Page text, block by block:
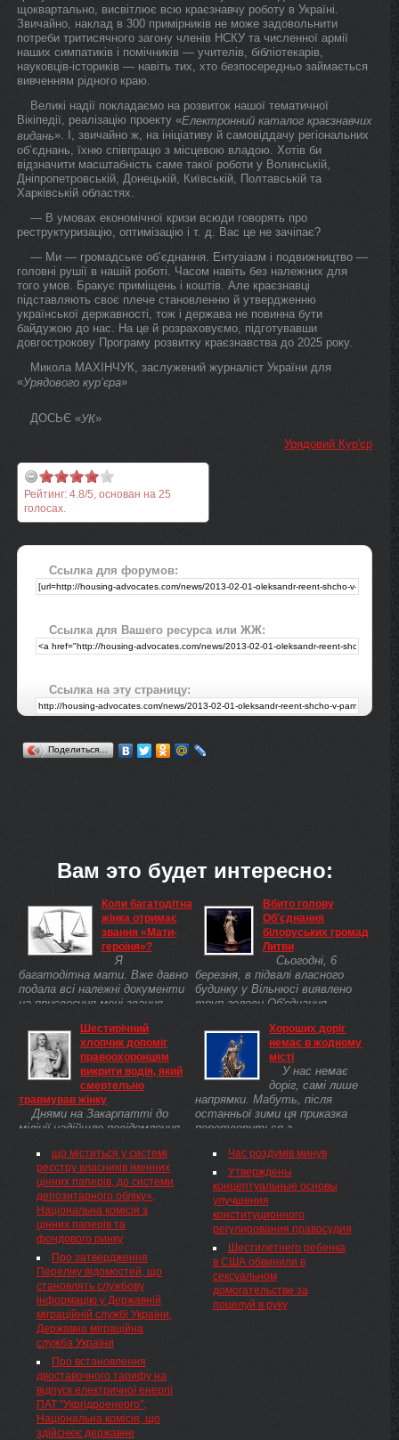
щоквартально, висвітлює всю краєзнавчу роботу в Україні.
Звичайно, наклад в 300 примірників не може задовольнити
потреби тритисячного загону членів НСКУ та численної армії
наших симпатиків і помічників — учителів, бібліотекарів,
науковців-істориків — навіть тих, хто безпосередньо займається
вивченням рідного краю.
Великі надії покладаємо на розвиток нашої тематичної
Вікіпедії, реалізацію проекту «Електронний каталог краєзнавчих
видань». І, звичайно ж, на ініціативу й самовіддачу регіональних
об’єднань, їхню співпрацю з місцевою владою. Хотів би
відзначити масштабність саме такої роботи у Волинській,
Дніпропетровській, Донецькій, Київській, Полтавській та
Харківській областях.
— В умовах економічної кризи всюди говорять про
реструктуризацію, оптимізацію і т. д. Вас це не зачіпає?
— Ми — громадське об’єднання. Ентузіазм і подвижництво —
головні рушії в нашій роботі. Часом навіть без належних для
того умов. Бракує приміщень і коштів. Але краєзнавці
підставляють своє плече становленню й утвердженню
української державності, тож і держава не повинна бути
байдужою до нас. На це й розраховуємо, підготувавши
довгострокову Програму розвитку краєзнавства до 2025 року.
Микола МАХІНЧУК, заслужений журналіст України для
«Урядового кур’єра»
ДОСЬЄ «УК»
Урядовий Кур'єр
Рейтинг: 4.8/5, основан на 25
голосах.
Ссылка для форумов:
Ссылка для Вашего ресурса или ЖЖ:
Ссылка на эту страницу:
Поделиться…
Вам это будет интересно:
Коли багатодітна
жінка отримає
звання «Мати-
героїня»?
Я
багатодітна мати. Вже давно
подала всі належні документи
на присвоєння мені звання
відповіді я так і не
отримала.Тому хочу
дізнатися: чи слід мені
розраховувати ...
Шестирічний
хлопчик допоміг
правоохоронцям
викрити водія, який
смертельно
травмував жінку
Днями на Закарпатті до
міліції надійшло повідомлення
те, що до реанімаційного
відділення в тяжкому стані
доставлено 80-річну мешканку
одного з сіл Свалявського ...
що міститься у системі
реєстру власників іменних
цінних паперів, до системи
депозитарного обліку»,
Національна комісія з
цінних паперів та
фондового ринку
Про затвердження
Переліку відомостей, що
становлять службову
інформацію у Державній
міграційній службі України,
Державна міграційна
служба України
Про встановлення
двоставочного тарифу на
відпуск електричної енергії
ПАТ "Укргідроенерго",
Національна комісія, що
здійснює державне
Вбито голову
Об'єднання
білоруських громад
Литви
Сьогодні, 6
березня, в підвалі власного
будинку у Вільнюсі виявлено
труп голови Об'єднання
Романа Войницького.
Хороших доріг
немає в жодному
місті
У нас немає
доріг, самі лише
напрямки. Мабуть, після
останньої зими ця приказка
перетвориться з
жахливу реальність. До
настання справжньої весни
залишилося щонайбільше ...
Час роздумів минув
Утверждены
концептуальные основы
улучшения
конституционного
регулирования правосудия
Шестилетнего ребенка
в США обвинили в
сексуальном
домогательстве за
поцелуй в руку